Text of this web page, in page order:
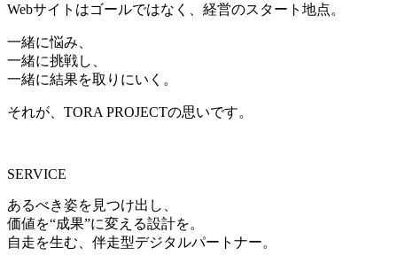
Webサイトはゴールではなく、経営のスタート地点。
一緒に悩み、
一緒に挑戦し、
一緒に結果を取りにいく。
それが、TORA PROJECTの思いです。
SERVICE
あるべき姿を見つけ出し、
価値を“成果”に変える設計を。
自走を生む、伴走型デジタルパートナー。